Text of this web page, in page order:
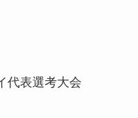
代表選考大会